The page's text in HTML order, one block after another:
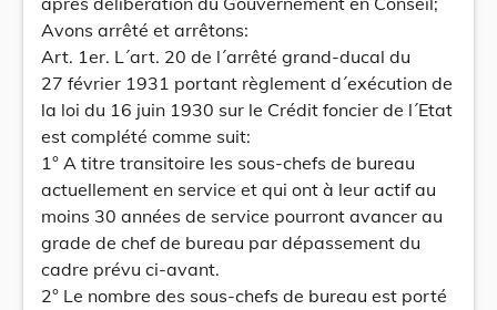
Avons arrêté et arrêtons:
Art. 1er. L´art. 20 de l´arrêté grand-ducal du
27 février 1931 portant règlement d´exécution de
la loi du 16 juin 1930 sur le Crédit foncier de l´Etat
est complété comme suit:
1° A titre transitoire les sous-chefs de bureau
actuellement en service et qui ont à leur actif au
moins 30 années de service pourront avancer au
grade de chef de bureau par dépassement du
cadre prévu ci-avant.
2° Le nombre des sous-chefs de bureau est porté